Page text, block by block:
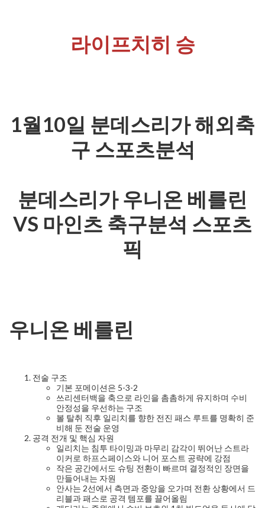
라이프치히 승
1월10일 분데스리가 해외축
구 스포츠분석
분데스리가 우니온 베를린
VS 마인츠 축구분석 스포츠
픽
우니온 베를린
전술 구조
기본 포메이션은 5-3-2
쓰리센터백을 축으로 라인을 촘촘하게 유지하며 수비
안정성을 우선하는 구조
볼 탈취 직후 일리치를 향한 전진 패스 루트를 명확히 준
비해 둔 전술 운영
공격 전개 및 핵심 자원
일리치는 침투 타이밍과 마무리 감각이 뛰어난 스트라
이커로 하프스페이스와 니어 포스트 공략에 강점
작은 공간에서도 슈팅 전환이 빠르며 결정적인 장면을
만들어내는 자원
안사는 2선에서 측면과 중앙을 오가며 전환 상황에서 드
리블과 패스로 공격 템포를 끌어올림